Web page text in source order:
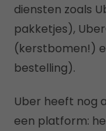
diensten zoals
pakketjes),
(kerstbomen!)
bestelling).
Uber heeft nog
een platform: